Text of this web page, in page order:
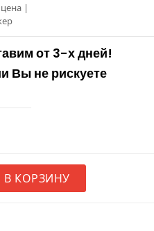
|
от 3-х дней!
Вы не рискуете
В КОРЗИНУ